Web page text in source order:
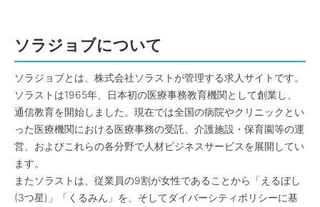
ソラジョブについて
ソラジョブとは、株式会社ソラストが管理する求人サイトです。
ソラストは1965年、日本初の医療事務教育機関として創業し、
通信教育を開始しました。現在では全国の病院やクリニックとい
った医療機関における医療事務の受託、介護施設・保育園等の運
営、およびこれらの各分野で人材ビジネスサービスを展開してい
ます。
またソラストは、従業員の9割が女性であることから「えるぼし
(3つ星)」「くるみん」を、そしてダイバーシティポリシーに基